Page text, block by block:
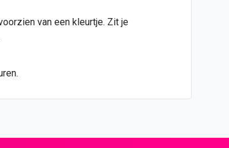
van een kleurtje. Zit je